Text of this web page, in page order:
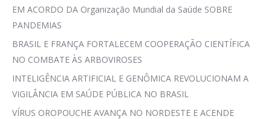
EM ACORDO DA Organização Mundial da Saúde SOBRE
PANDEMIAS
BRASIL E FRANÇA FORTALECEM COOPERAÇÃO CIENTÍFICA
NO COMBATE ÀS ARBOVIROSES
INTELIGÊNCIA ARTIFICIAL E GENÔMICA REVOLUCIONAM A
VIGILÂNCIA EM SAÚDE PÚBLICA NO BRASIL
VÍRUS OROPOUCHE AVANÇA NO NORDESTE E ACENDE